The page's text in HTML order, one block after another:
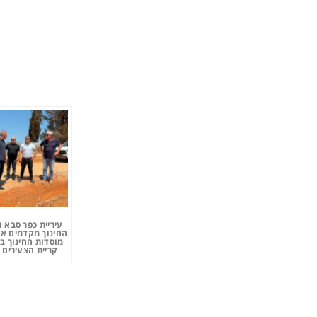
עיריית כפר
החינוך מקדמים
מוסדות החינוך
קריית